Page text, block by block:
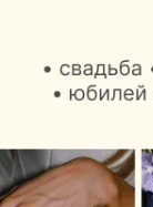
Журнал
Mak.by